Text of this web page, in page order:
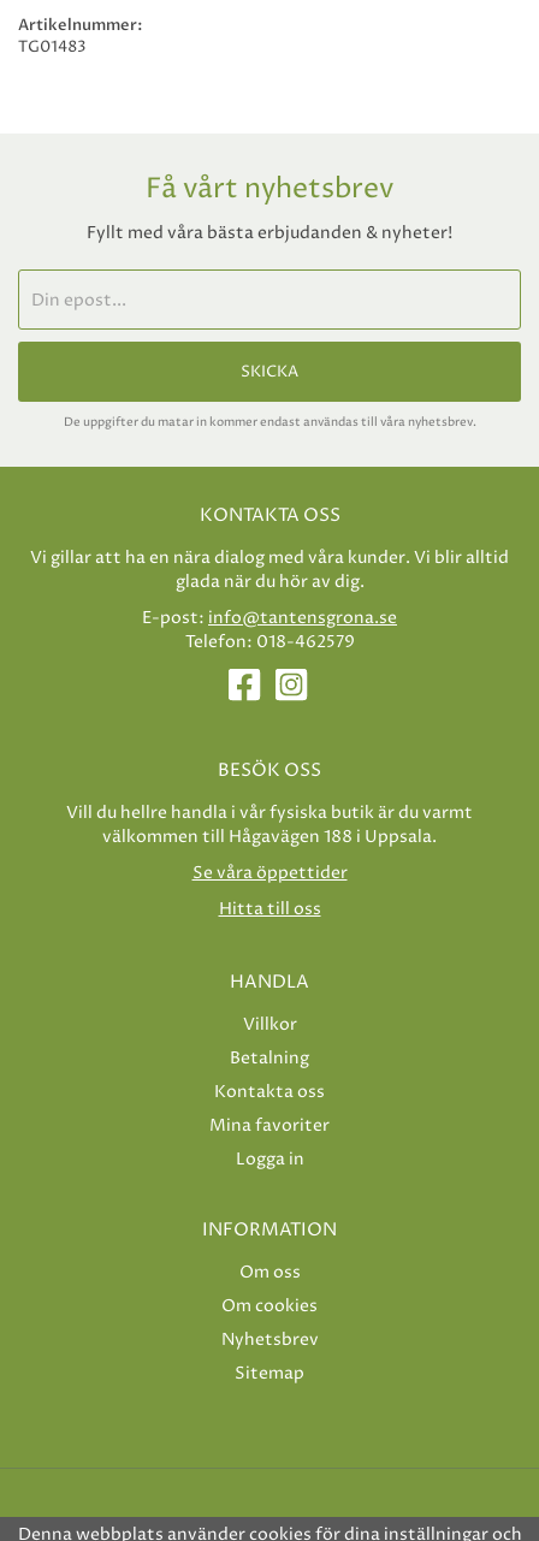
Artikelnummer:
TG01483
Få vårt nyhetsbrev
Fyllt med våra bästa erbjudanden & nyheter!
SKICKA
De uppgifter du matar in kommer endast användas till våra nyhetsbrev.
KONTAKTA OSS
Vi gillar att ha en nära dialog med våra kunder. Vi blir alltid
glada när du hör av dig.
E-post: info@tantensgrona.se
Telefon: 018-462579
BESÖK OSS
Vill du hellre handla i vår fysiska butik är du varmt
välkommen till Hågavägen 188 i Uppsala.
Se våra öppettider
Hitta till oss
HANDLA
Villkor
Betalning
Kontakta oss
Mina favoriter
Logga in
INFORMATION
Om oss
Om cookies
Nyhetsbrev
Sitemap
Denna webbplats använder cookies för dina inställningar och